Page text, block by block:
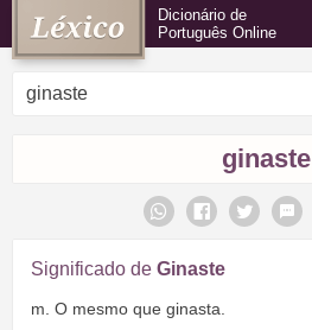
Dicionário de
Português Online
ginaste
Significado de Ginaste
m. O mesmo que ginasta.